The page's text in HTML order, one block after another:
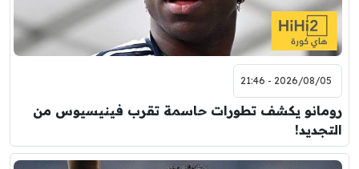
2026/08/05 - 21:46
رومانو يكشف تطورات حاسمة تقرب فينيسيوس من
التجديد!